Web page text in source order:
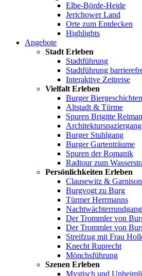
Elbe-Börde-Heide
Jerichower Land
Orte zum Entdecken
Highlights
Angebote
Stadt Erleben
Stadtführung
Stadtführung
Interaktive Zeitreise
Vielfalt Erleben
Burger Biergeschichten
Altstadt & Türme
Spuren Brigitte
Architekturspaziergang
Burger Stuhlgang
Burger Gartenträume
Spuren der Romanik
Radtour zum
Persönlichkeiten Erleben
Clausewitz & Garnison
Burgvogt zu Burg
Türmer Herrmanns
Nachtwächterrundgang
Der Trommler von
Der Trommler von
Streifzug mit Frau
Knecht Ruprecht
Mönchsführung
Szenen Erleben
Mystisch und